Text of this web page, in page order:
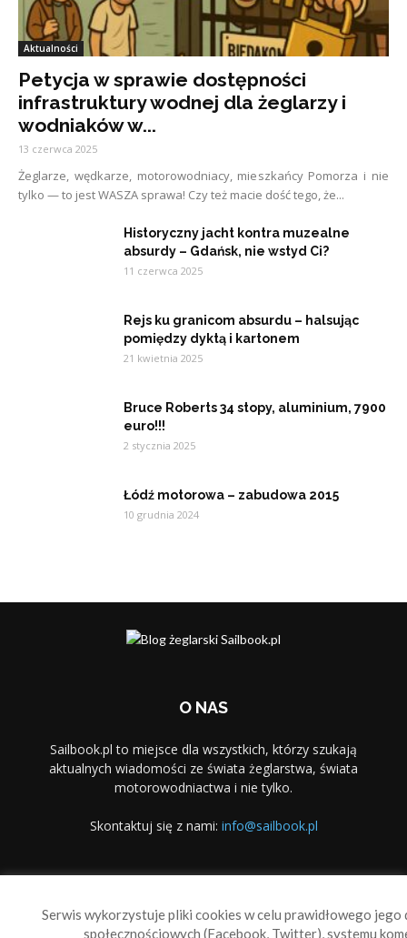
Aktualności
Petycja w sprawie dostępności
infrastruktury wodnej dla żeglarzy i
wodniaków w...
13 czerwca 2025
Żeglarze, wędkarze, motorowodniacy, mieszkańcy Pomorza i nie
tylko — to jest WASZA sprawa! Czy też macie dość tego, że...
Historyczny jacht kontra muzealne
absurdy – Gdańsk, nie wstyd Ci?
11 czerwca 2025
Rejs ku granicom absurdu – halsując
pomiędzy dyktą i kartonem
21 kwietnia 2025
Bruce Roberts 34 stopy, aluminium, 7900
euro!!!
2 stycznia 2025
Łódź motorowa – zabudowa 2015
10 grudnia 2024
O NAS
Sailbook.pl to miejsce dla wszystkich, którzy szukają
aktualnych wiadomości ze świata żeglarstwa, świata
motorowodniactwa i nie tylko.
Skontaktuj się z nami: info@sailbook.pl
Serwis wykorzystuje pliki cookies w celu prawidłowego
społecznościowych (Facebook, Twitter), systemu